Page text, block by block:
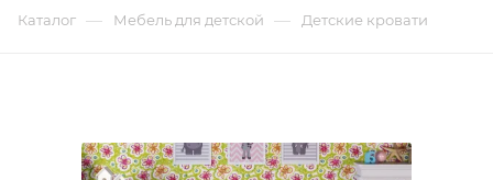
Каталог — Мебель для детской — Детские кровати